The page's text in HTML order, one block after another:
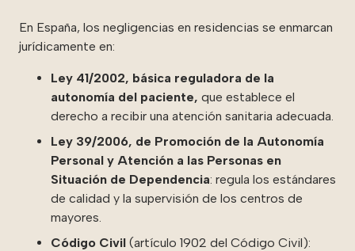
En España, los negligencias en residencias se enmarcan
jurídicamente en:
Ley 41/2002, básica reguladora de la
autonomía del paciente, que establece el
derecho a recibir una atención sanitaria adecuada.
Ley 39/2006, de Promoción de la Autonomía
Personal y Atención a las Personas en
Situación de Dependencia: regula los estándares
de calidad y la supervisión de los centros de
mayores.
Código Civil (artículo 1902 del Código Civil):